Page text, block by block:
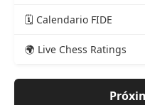
🗓️ Calendario FIDE
🌍 Live Chess Ratings